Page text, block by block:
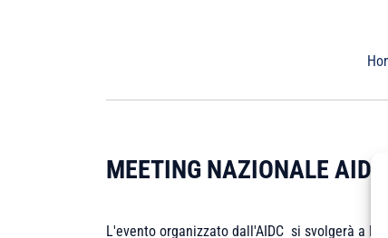
MEETING NAZIONALE
L'evento organizzato dall'AIDC si svolgerà a